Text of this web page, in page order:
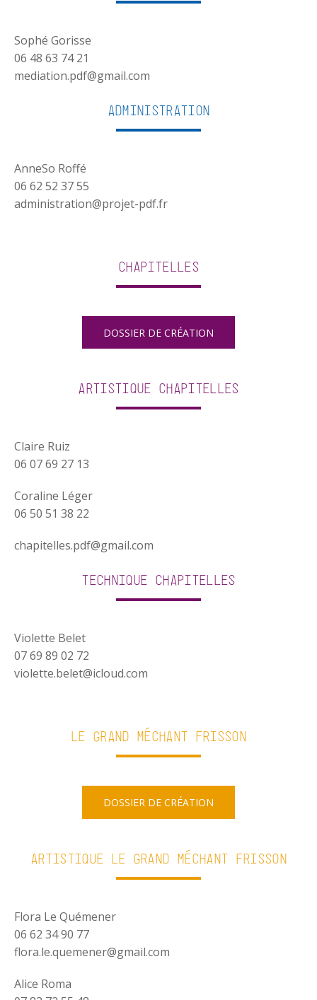
Sophé Gorisse
06 48 63 74 21
mediation.pdf@gmail.com
Administration
AnneSo Roffé
06 62 52 37 55
administration@projet-pdf.fr
Chapitelles
DOSSIER DE CRÉATION
Artistique Chapitelles
Claire Ruiz
06 07 69 27 13
Coraline Léger
06 50 51 38 22
chapitelles.pdf@gmail.com
Technique Chapitelles
Violette Belet
07 69 89 02 72
violette.belet@icloud.com
Le Grand Méchant Frisson
DOSSIER DE CRÉATION
Artistique Le grand méchant frisson
Flora Le Quémener
06 62 34 90 77
flora.le.quemener@gmail.com
Alice Roma